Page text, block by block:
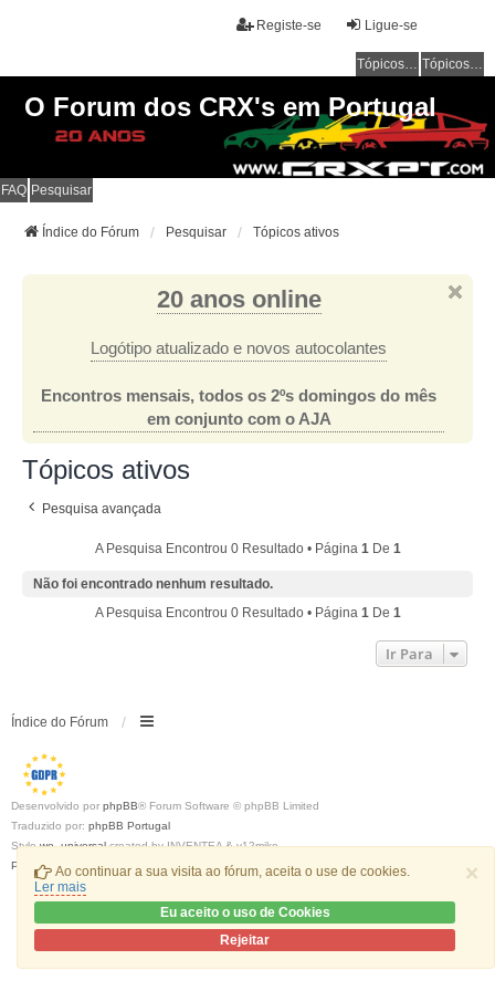
×
Ao continuar a sua visita ao fórum, aceita o use de cookies.
Ler mais
Eu aceito o uso de Cookies
Rejeitar
Ligue-se
Registe-se
Tópicos sem resposta Tópicos ativos
O Forum dos CRX's em Portugal
FAQ Pesquisar
Índice do Fórum Pesquisar Tópicos ativos
20 anos online
Logótipo atualizado e novos autocolantes
Encontros mensais, todos os 2ºs domingos do mês
em conjunto com o AJA
Tópicos ativos
Pesquisa avançada
A Pesquisa Encontrou 0 Resultado • Página 1De 1
Não foi encontrado nenhum resultado.
A Pesquisa Encontrou 0 Resultado • Página 1De 1
Ir Para
Índice do Fórum
Desenvolvido por phpBB® Forum Software © phpBB Limited
Traduzido por: phpBB Portugal
Stylewe_universalcreated by INVENTEA & v12mike
Privacidade
Termos